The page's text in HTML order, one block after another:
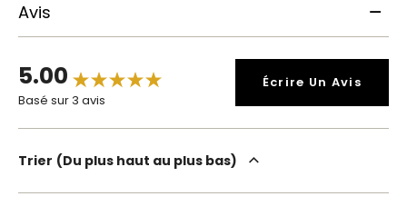
Avis
5.00
Basé sur 3 avis
Écrire Un Avis
Trier Du plus haut au plus bas